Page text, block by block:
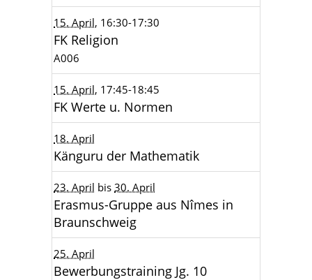
15. April, 16:30-17:30
FK Religion
A006
15. April, 17:45-18:45
FK Werte u. Normen
18. April
Känguru der Mathematik
23. April bis 30. April
Erasmus-Gruppe aus Nîmes in
Braunschweig
25. April
Bewerbungstraining Jg. 10